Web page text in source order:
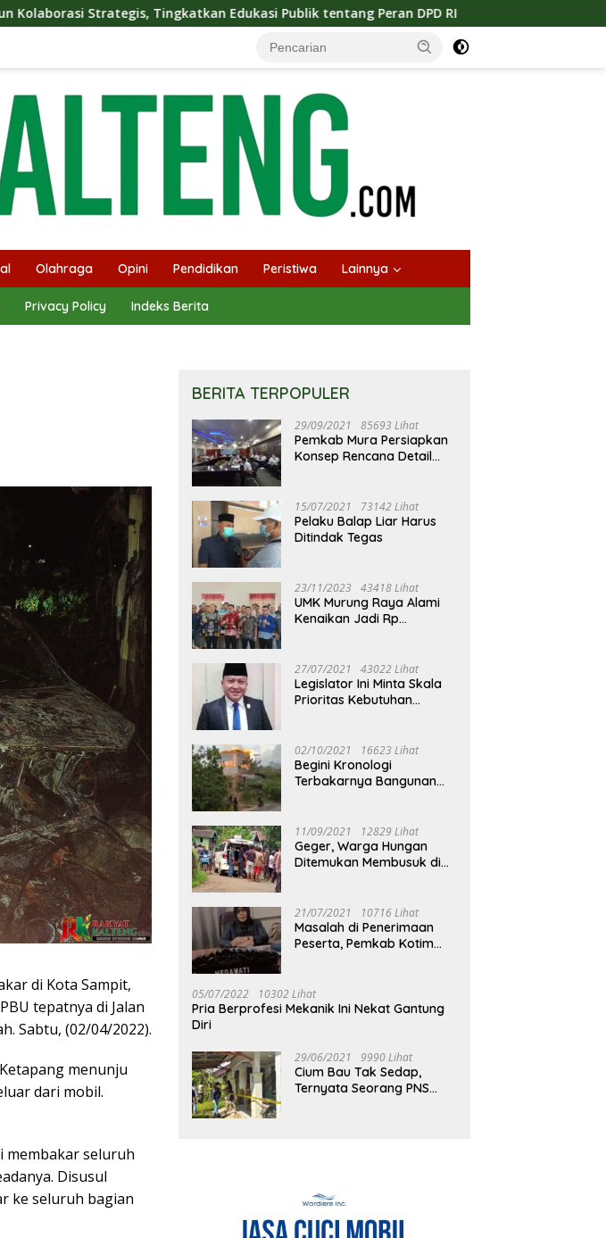
Edukasi Publik tentang Peran DPD RI Masuknya Musim Kemarau PT Pada
Olahraga Opini Pendidikan Peristiwa Lainnya
Privacy Policy Indeks Berita
di Kota Sampit,
tepatnya di Jalan
Sabtu, (02/04/2022).
menunju
dari mobil.
membakar seluruh
Disusul
ke seluruh bagian
BERITA TERPOPULER
29/09/2021 85693 Lihat
Pemkab Mura Persiapkan
Konsep Rencana Detail
15/07/2021 73142 Lihat
Pelaku Balap Liar Harus
Ditindak Tegas
23/11/2023 43418 Lihat
UMK Murung Raya Alami
Kenaikan Jadi Rp
27/07/2021 43022 Lihat
Legislator Ini Minta Skala
Prioritas Kebutuhan
02/10/2021 16623 Lihat
Begini Kronologi
Terbakarnya Bangunan
11/09/2021 12829 Lihat
Geger, Warga Hungan
Ditemukan Membusuk di
21/07/2021 10716 Lihat
Masalah di Penerimaan
Peserta, Pemkab Kotim
05/07/2022 10302 Lihat
Pria Berprofesi Mekanik Ini Nekat Gantung
Diri
29/06/2021 9990 Lihat
Cium Bau Tak Sedap,
Ternyata Seorang PNS